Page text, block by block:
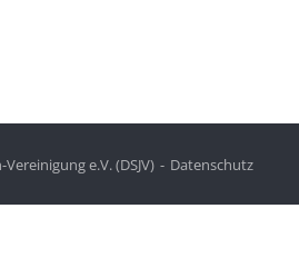
e.V. (DSJV) Datenschutz